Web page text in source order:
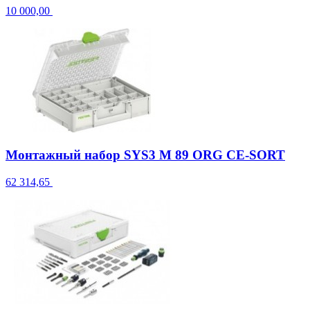
10 000,00
Монтажный набор SYS3 M 89 ORG CE-SORT
62 314,65